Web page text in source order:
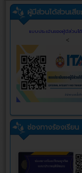
ผู้มีส่วนได้ส่วนเสี
แบบประเมินของผู้มีส่วนไ
<
ช่องทางร้องเรียน